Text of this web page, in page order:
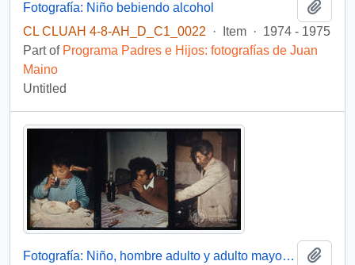
Fotografía: Niño bebiendo alcohol
CL CLUAH 4-8-AH_D_C1_0022
· Item · 1974 - 1975
Part of Programa Padres e Hijos: fotografías de Juan
Maino
Untitled
Fotografía: Niño, hombre adulto y adulto mayor consumiendo alcohol